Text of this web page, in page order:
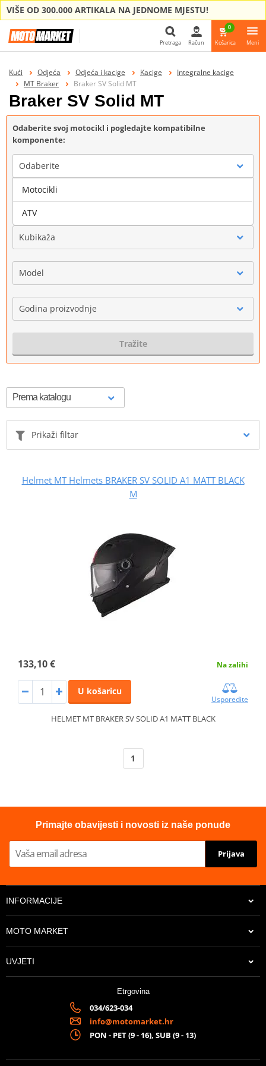
VIŠE OD 300.000 ARTIKALA NA JEDNOME MJESTU!
Pretraga
Pretraga Račun
0
Košarica Meni
Kući Odjeća Odjeća i kacige Kacige
Integralne kacige
MT Braker
Braker SV Solid MT
Braker SV Solid MT
Odaberite svoj motocikl i pogledajte kompatibilne
komponente:
Odaberite
Marka
Kubikaža
Model
Godina proizvodnje
Tražite
Prikaži filtar
Helmet MT Helmets BRAKER SV SOLID A1 MATT BLACK
M
133,10 € Na zalihi
U košaricu
Usporedite
HELMET MT BRAKER SV SOLID A1 MATT BLACK
1
Primajte obavijesti i novosti iz naše ponude
Prijava
INFORMACIJE
MOTO MARKET
UVJETI
Etrgovina
034/623-034
info@motomarket.hr
PON - PET (9 - 16), SUB (9 - 13)
Motocikli
ATV